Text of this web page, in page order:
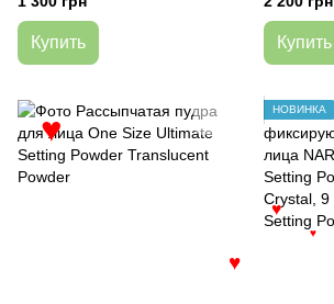
Pound Cake
Купить Купить
НОВИНКА
♥
♥
♥
♥